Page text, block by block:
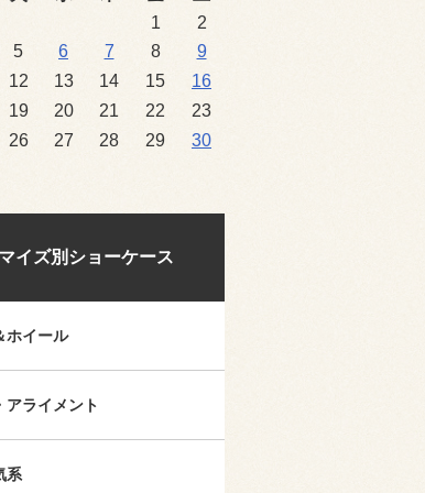
1
2
5 6 7 8
9
12 13 14 15
16
19 20 21 22
23
26 27 28 29
30
イズ別ショーケース
ホイール
アライメント
系